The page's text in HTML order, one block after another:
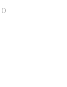
0